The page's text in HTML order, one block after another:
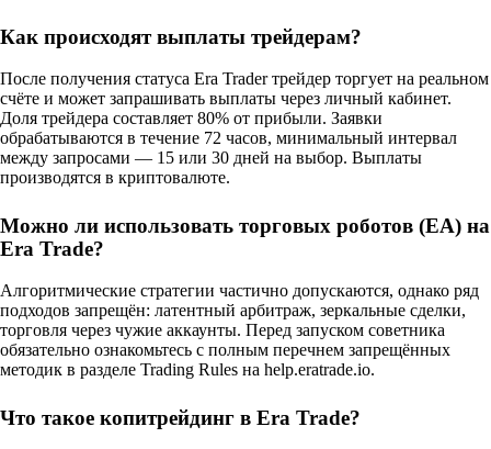
Как происходят выплаты трейдерам?
После получения статуса Era Trader трейдер торгует на реальном
счёте и может запрашивать выплаты через личный кабинет.
Доля трейдера составляет 80% от прибыли. Заявки
обрабатываются в течение 72 часов, минимальный интервал
между запросами — 15 или 30 дней на выбор. Выплаты
производятся в криптовалюте.
Можно ли использовать торговых роботов (EA) на
Era Trade?
Алгоритмические стратегии частично допускаются, однако ряд
подходов запрещён: латентный арбитраж, зеркальные сделки,
торговля через чужие аккаунты. Перед запуском советника
обязательно ознакомьтесь с полным перечнем запрещённых
методик в разделе Trading Rules на help.eratrade.io.
Что такое копитрейдинг в Era Trade?